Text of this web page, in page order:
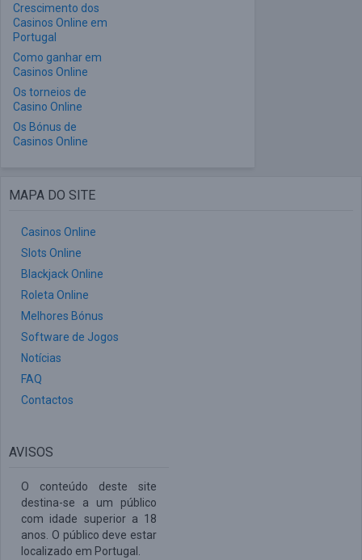
Crescimento dos
Casinos Online em
Portugal
Como ganhar em
Casinos Online
Os torneios de
Casino Online
Os Bónus de
Casinos Online
MAPA DO SITE
Casinos Online
Slots Online
Blackjack Online
Roleta Online
Melhores Bónus
Software de Jogos
Notícias
FAQ
Contactos
AVISOS
O conteúdo deste site
destina-se a um público
com idade superior a 18
anos. O público deve estar
localizado em Portugal.